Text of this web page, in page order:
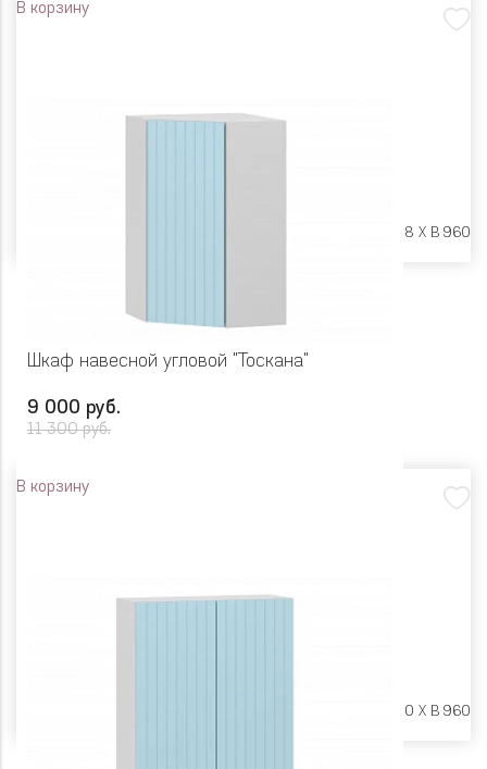
В корзину
Ш 300 X Г 318 X В 960
Шкаф навесной угловой "Тоскана"
9 000 руб.
11 300 руб.
В корзину
Ш 600 X Г 600 X В 960